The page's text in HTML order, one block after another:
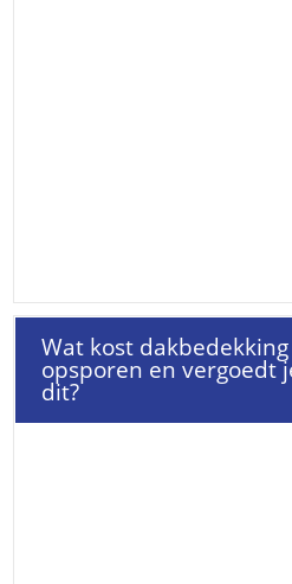
Wat kost
opsporen en vergoedt
dit?